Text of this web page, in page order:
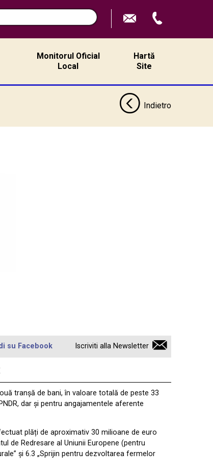
Monitorul Oficial
Local
Hartă
Site
Indietro
su Facebook Iscriviti alla Newsletter
tranșă de bani, în valoare totală de peste 33
dar și pentru angajamentele aferente
plăți de aproximativ 30 milioane de euro
de Redresare al Uniunii Europene (pentru
și 6.3 „Sprijin pentru dezvoltarea fermelor